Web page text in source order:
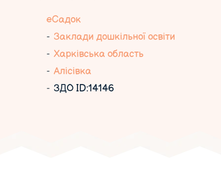
еСадок
Заклади дошкільної освіти
Харківська область
Алісівка
ЗДО ID:14146